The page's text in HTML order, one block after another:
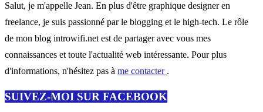
Salut, je m'appelle Jean. En plus d'être graphique designer en
freelance, je suis passionné par le blogging et le high-tech. Le rôle
de mon blog introwifi.net est de partager avec vous mes
connaissances et toute l'actualité web intéressante. Pour plus
d'informations, n'hésitez pas à me contacter .
SUIVEZ-MOI SUR FACEBOOK